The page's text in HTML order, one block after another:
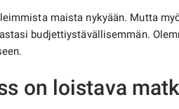
maista nykyään. Mutta
budjettiystävällisemmän.
on loistava